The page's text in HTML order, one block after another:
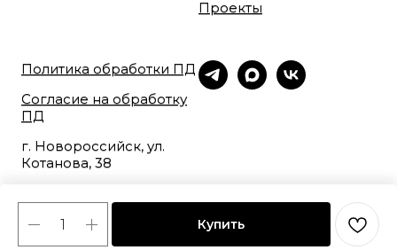
Купить
Проекты
Политика обработки ПД
Согласие на обработку
ПД
г. Новороссийск, ул.
Котанова, 38